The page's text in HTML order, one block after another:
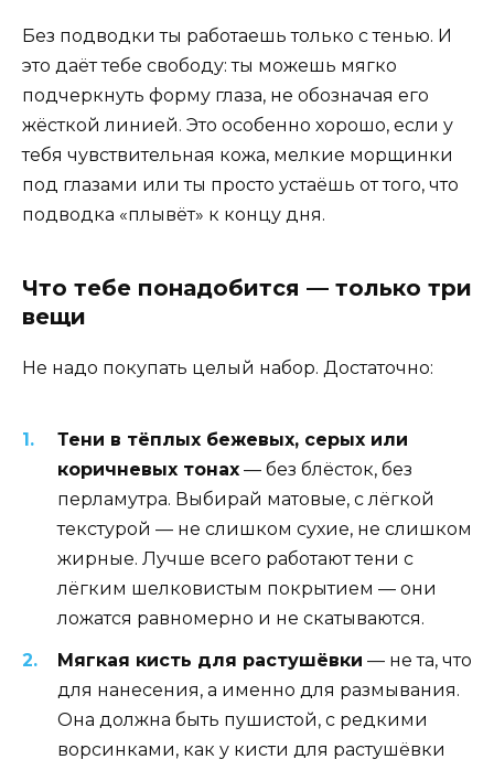
Без подводки ты работаешь только с тенью. И
это даёт тебе свободу: ты можешь мягко
подчеркнуть форму глаза, не обозначая его
жёсткой линией. Это особенно хорошо, если у
тебя чувствительная кожа, мелкие морщинки
под глазами или ты просто устаёшь от того, что
подводка «плывёт» к концу дня.
Что тебе понадобится — только три
вещи
Не надо покупать целый набор. Достаточно:
Тени в тёплых бежевых, серых или
коричневых тонах — без блёсток, без
перламутра. Выбирай матовые, с лёгкой
текстурой — не слишком сухие, не слишком
жирные. Лучше всего работают тени с
лёгким шелковистым покрытием — они
ложатся равномерно и не скатываются.
Мягкая кисть для растушёвки — не та, что
для нанесения, а именно для размывания.
Она должна быть пушистой, с редкими
ворсинками, как у кисти для растушёвки